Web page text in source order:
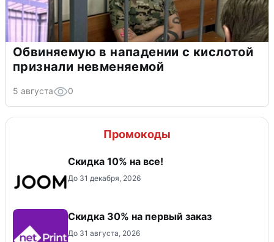
Обвиняемую в нападении с кислотой
признали невменяемой
5 августа 0
Промокоды
Скидка 10% на все!
До 31 декабря, 2026
Скидка 30% на первый заказ
До 31 августа, 2026